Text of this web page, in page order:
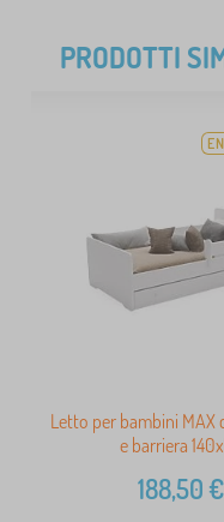
PRODOTTI
Letto per bambini MAX
e barriera
188,50€